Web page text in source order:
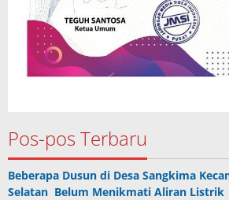
Pos-pos Terbaru
Beberapa Dusun di Desa Sangkima
Selatan Belum Menikmati Aliran Listrik